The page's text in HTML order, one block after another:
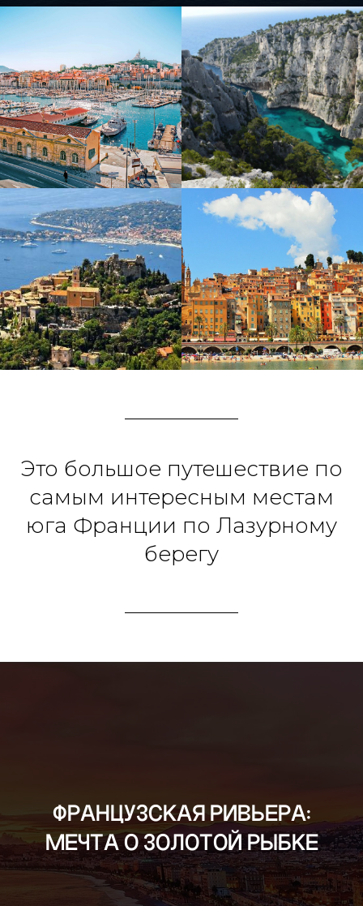
Это большое путешествие по
самым интересным местам
юга Франции по Лазурному
берегу
ФРАНЦУЗСКАЯ РИВЬЕРА:
МЕЧТА О ЗОЛОТОЙ РЫБКЕ